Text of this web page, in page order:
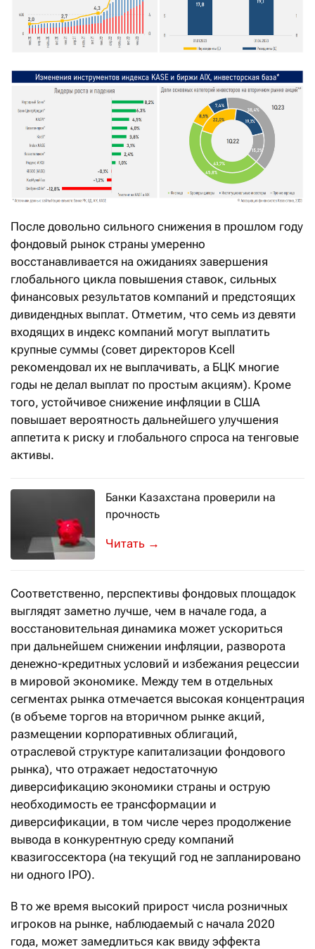
После довольно сильного снижения в прошлом году
фондовый рынок страны умеренно
восстанавливается на ожиданиях завершения
глобального цикла повышения ставок, сильных
финансовых результатов компаний и предстоящих
дивидендных выплат. Отметим, что семь из девяти
входящих в индекс компаний могут выплатить
крупные суммы (совет директоров Kcell
рекомендовал их не выплачивать, а БЦК многие
годы не делал выплат по простым акциям). Кроме
того, устойчивое снижение инфляции в США
повышает вероятность дальнейшего улучшения
аппетита к риску и глобального спроса на тенговые
активы.
Банки Казахстана проверили на
прочность
АРРФР отчиталось о завершении
→
Соответственно, перспективы фондовых площадок
выглядят заметно лучше, чем в начале года, а
восстановительная динамика может ускориться
при дальнейшем снижении инфляции, разворота
денежно-кредитных условий и избежания рецессии
в мировой экономике. Между тем в отдельных
сегментах рынка отмечается высокая концентрация
(в объеме торгов на вторичном рынке акций,
размещении корпоративных облигаций,
отраслевой структуре капитализации фондового
рынка), что отражает недостаточную
диверсификацию экономики страны и острую
необходимость ее трансформации и
диверсификации, в том числе через продолжение
вывода в конкурентную среду компаний
квазигоссектора (на текущий год не запланировано
ни одного IPO).
В то же время высокий прирост числа розничных
игроков на рынке, наблюдаемый с начала 2020
года, может замедлиться как ввиду эффекта